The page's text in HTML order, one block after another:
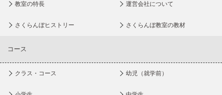
教室の特長 運営会社について
さくらんぼヒストリー さくらんぼ教室の教材
コース
クラス・コース 幼児（就学前）